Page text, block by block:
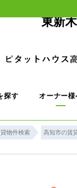
東新
探す オーナー様
物件検索 高知市の賃